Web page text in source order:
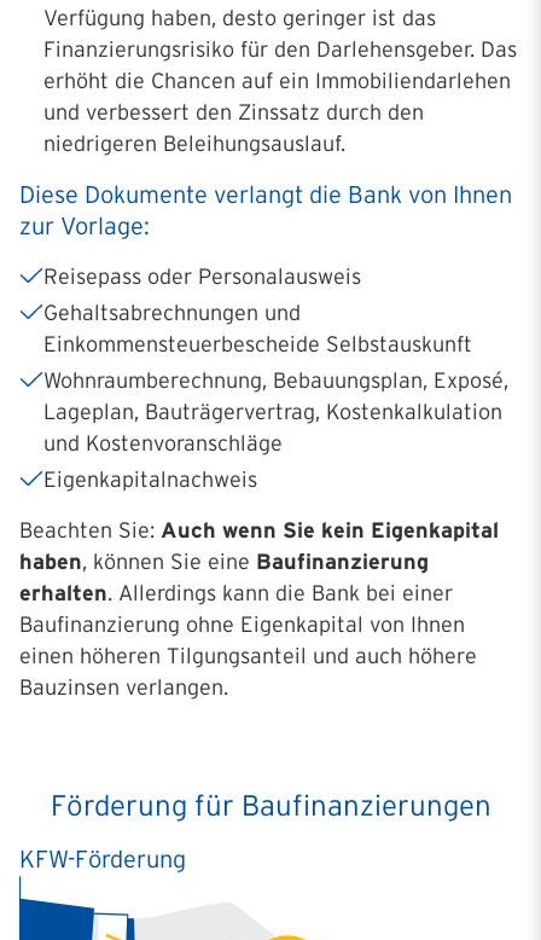
Verfügung haben, desto geringer ist das
Finanzierungsrisiko für den Darlehensgeber. Das
erhöht die Chancen auf ein Immobiliendarlehen
und verbessert den Zinssatz durch den
niedrigeren Beleihungsauslauf.
Diese Dokumente verlangt die Bank von Ihnen
zur Vorlage:
Reisepass oder Personalausweis
Gehaltsabrechnungen und
Einkommensteuerbescheide Selbstauskunft
Wohnraumberechnung, Bebauungsplan, Exposé,
Lageplan, Bauträgervertrag, Kostenkalkulation
und Kostenvoranschläge
Eigenkapitalnachweis
Beachten Sie: Auch wenn Sie kein Eigenkapital
haben, können Sie eine Baufinanzierung
erhalten. Allerdings kann die Bank bei einer
Baufinanzierung ohne Eigenkapital von Ihnen
einen höheren Tilgungsanteil und auch höhere
Bauzinsen verlangen.
Förderung für Baufinanzierungen
KFW-Förderung